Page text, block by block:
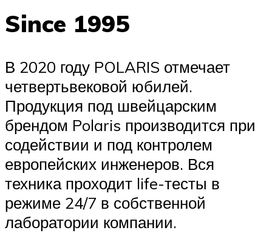
Since 1995
В 2020 году POLARIS отмечает
четвертьвековой юбилей.
Продукция под швейцарским
брендом Polaris производится при
содействии и под контролем
европейских инженеров. Вся
техника проходит life-тесты в
режиме 24/7 в собственной
лаборатории компании.